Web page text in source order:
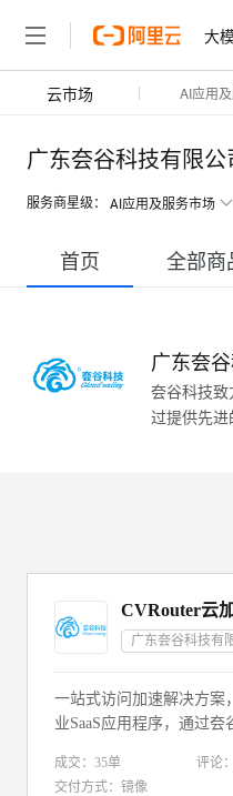
大
云市场 AI应用
广东夽谷科技有限公
服务商星级： AI应用及服务市场
首页 全部商
广东夽
夽谷科技致
过提供先进
CVRouter云
广东夽谷科技有
一站式访问加速解决方案
业SaaS应用程序，通过夽
能。
成交： 35单 评论：
交付方式： 镜像